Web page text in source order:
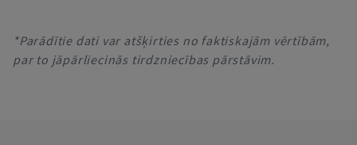
*Parādītie dati var atšķirties no faktiskajām vērtībām,
par to jāpārliecinās tirdzniecības pārstāvim.